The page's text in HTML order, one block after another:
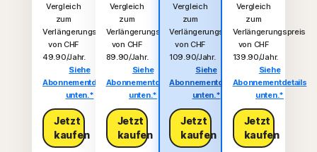
Vergleich
zum
Verlängerungspreis
von CHF
49.90/Jahr.
Siehe
Abonnementdetails
unten.*
Jetzt
kaufen
Vergleich
zum
Verlängerungspreis
von CHF
89.90/Jahr.
Siehe
Abonnementdetails
unten.*
Jetzt
kaufen
Vergleich
zum
Verlängerungspreis
von CHF
109.90/Jahr.
Siehe
Abonnementdetails
unten.*
Jetzt
kaufen
Vergleich
zum
Verlängerungspreis
von CHF
139.90/Jahr.
Siehe
Abonnementdetails
unten.*
Jetzt
kaufen